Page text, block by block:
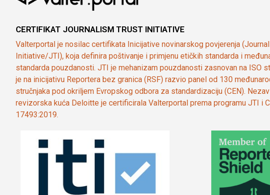
CERTIFIKAT JOURNALISM TRUST INITIATIVE
Valterportal je nosilac certifikata Inicijative novinarskog povjerenja
Initiative/JTI), koja definira poštivanje i primjenu etičkih standarda i
standarda pouzdanosti. JTI je mehanizam pouzdanosti zasnovan na ISO
je na inicijativu Reportera bez granica (RSF) razvio panel od 130
stručnjaka pod okriljem Evropskog odbora za standardizaciju (CEN).
revizorska kuća Deloitte je certificirala Valterportal prema programu JTI i
17493:2019.